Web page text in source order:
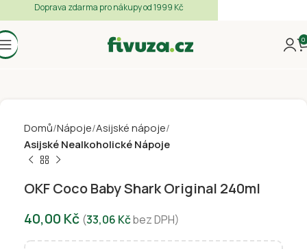
0
Domů Nápoje Asijské nápoje
Asijské Nealkoholické Nápoje
OKF Coco Baby Shark Original 240ml
40,00 Kč (33,06 Kčbez DPH)
Doprava zdarma pro nákupy od 1999 Kč